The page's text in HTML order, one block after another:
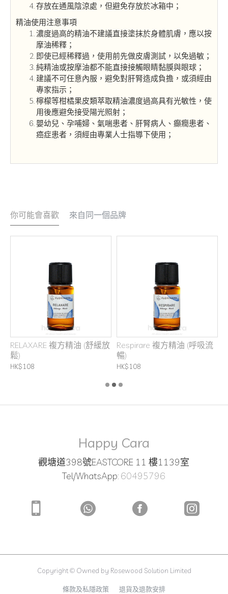
存放在通風陰涼處，但避免存放於冰箱中；
精油使用注意事項
濃度過高的精油不建議直接塗抹於身體肌膚，應以按
摩油稀釋；
即使已經稀釋過，使用前先做皮膚測試，以免過敏；
純精油或按摩油都不能直接接觸眼睛黏膜與眼球；
建議不可任意內服，避免對肝腎造成負擔，或須經由
專家指示；
檸檬等柑橘果皮類萃取精油濃度過高具有光敏性，使
用後應避免接受陽光照射；
嬰幼兒、孕哺婦、氣喘患者、肝腎病人、癲癇患者、
癌症患者，須經由專業人士指導下使用；
你可能會喜歡 來自同一個品牌
RELAXARE 複方精油 (舒緩放
鬆)
HK$108
Respirare 複方精油 (呼吸流
暢)
HK$108
Happy Cara
觀塘道398號EASTCORE 11 樓1139室
Tel/WhatsApp: 60495796
Copyright © Owned by Rosewood Solution Limited
條款及私隱政策 退貨及退款安排